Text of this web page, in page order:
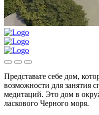
Представьте себе дом,
возможности для занятия
медитаций. Это дом в
ласкового Черного моря.